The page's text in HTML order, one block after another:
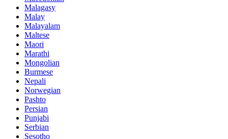
Malagasy
Malay
Malayalam
Maltese
Maori
Marathi
Mongolian
Burmese
Nepali
Norwegian
Pashto
Persian
Punjabi
Serbian
Sesotho